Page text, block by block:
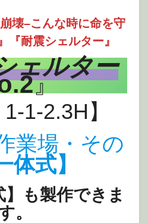
壊–こんな時に命を守
『耐震シェルター』
ェルター
』
1-2.3H】
業場・その
体式】
】も製作できま
。